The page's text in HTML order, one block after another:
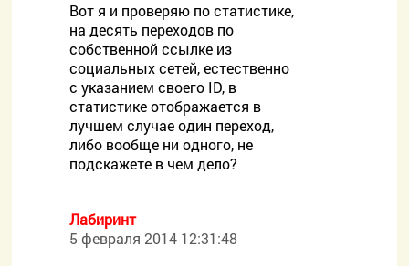
Вот я и проверяю по статистике,
на десять переходов по
собственной ссылке из
социальных сетей, естественно
с указанием своего ID, в
статистике отображается в
лучшем случае один переход,
либо вообще ни одного, не
подскажете в чем дело?
Лабиринт
5 февраля 2014 12:31:48